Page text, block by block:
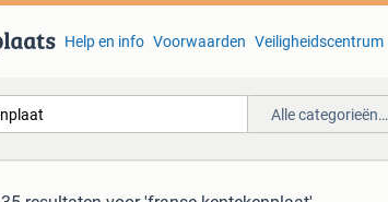
Help en info Voorwaarden Veiligheidscentrum
Alle categorieën…